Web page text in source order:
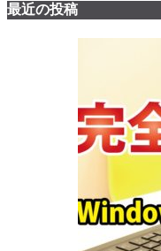
最近の投稿